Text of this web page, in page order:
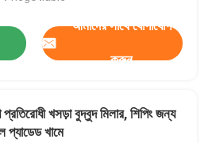
আমাদের সাথে যোগাযোগ
করুন
প্রতিরোধী খসড়া বুদ্বুদ মিলার, শিপিং জন্য
প্যাডেড খামে